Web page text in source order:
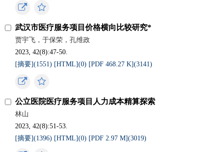
武汉市医疗服务项目价格横向比较研究*
贾宇飞，于保荣，孔维政
2023, 42(8):47-50.
[摘要](1551) [HTML](0) [PDF 468.27 K](3141)
公立医院医疗服务项目人力成本精算探索
林山
2023, 42(8):51-53.
[摘要](1396) [HTML](0) [PDF 2.97 M](3019)